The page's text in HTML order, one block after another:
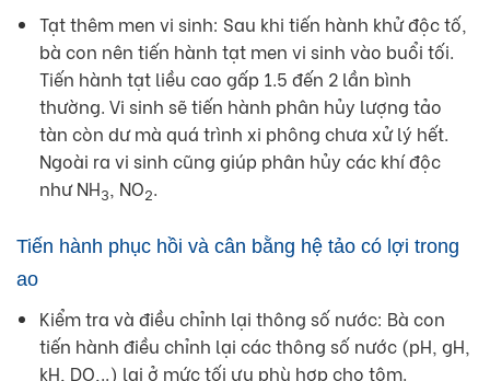
Tạt thêm men vi sinh: Sau khi tiến hành khử độc tố,
bà con nên tiến hành tạt men vi sinh vào buổi tối.
Tiến hành tạt liều cao gấp 1.5 đến 2 lần bình
thường. Vi sinh sẽ tiến hành phân hủy lượng tảo
tàn còn dư mà quá trình xi phông chưa xử lý hết.
Ngoài ra vi sinh cũng giúp phân hủy các khí độc
như NH3, NO2.
Tiến hành phục hồi và cân bằng hệ tảo có lợi trong
ao
Kiểm tra và điều chỉnh lại thông số nước: Bà con
tiến hành điều chỉnh lại các thông số nước (pH, gH,
kH, DO,..) lại ở mức tối ưu phù hợp cho tôm.